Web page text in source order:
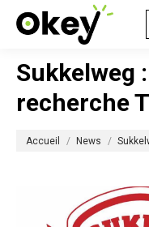
Sukkelweg
recherche
Accueil News